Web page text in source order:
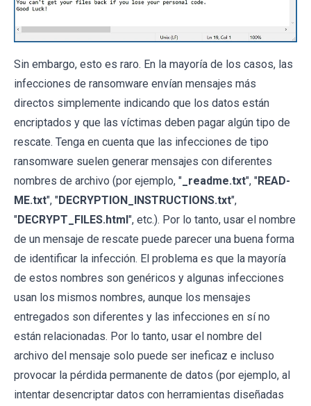
Sin embargo, esto es raro. En la mayoría de los casos, las
infecciones de ransomware envían mensajes más
directos simplemente indicando que los datos están
encriptados y que las víctimas deben pagar algún tipo de
rescate. Tenga en cuenta que las infecciones de tipo
ransomware suelen generar mensajes con diferentes
nombres de archivo (por ejemplo, " _readme.txt", "READ-
ME.txt", "DECRYPTION_INSTRUCTIONS.txt",
"DECRYPT_FILES.html", etc.). Por lo tanto, usar el nombre
de un mensaje de rescate puede parecer una buena forma
de identificar la infección. El problema es que la mayoría
de estos nombres son genéricos y algunas infecciones
usan los mismos nombres, aunque los mensajes
entregados son diferentes y las infecciones en sí no
están relacionadas. Por lo tanto, usar el nombre del
archivo del mensaje solo puede ser ineficaz e incluso
provocar la pérdida permanente de datos (por ejemplo, al
intentar desencriptar datos con herramientas diseñadas